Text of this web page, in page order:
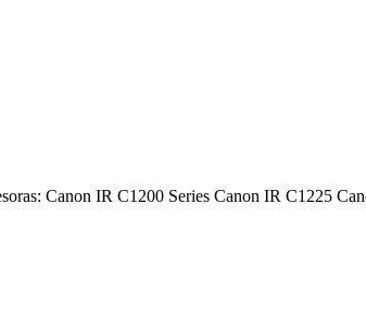
Canon IR C1200 Series Canon IR C1225